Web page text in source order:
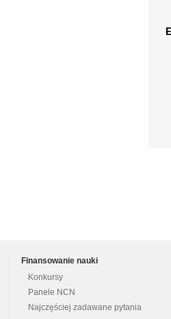
Finansowanie nauki
Konkursy
Panele NCN
Najczęściej zadawane pytania